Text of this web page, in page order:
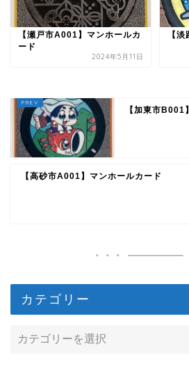
【瀬戸市A001】マンホールカ
ード
2024年5月11日
【
【加東市B001
【高砂市A001】マンホールカード
カテゴリー